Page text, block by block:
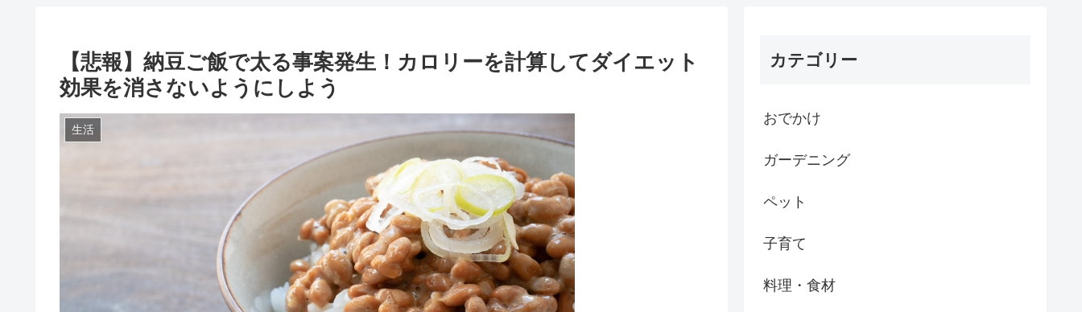
【悲報】納豆ご飯で太る事案発生！カロリーを計算してダイエット
効果を消さないようにしよう
生活
カテゴリー
おでかけ
ガーデニング
ペット
子育て
料理・食材